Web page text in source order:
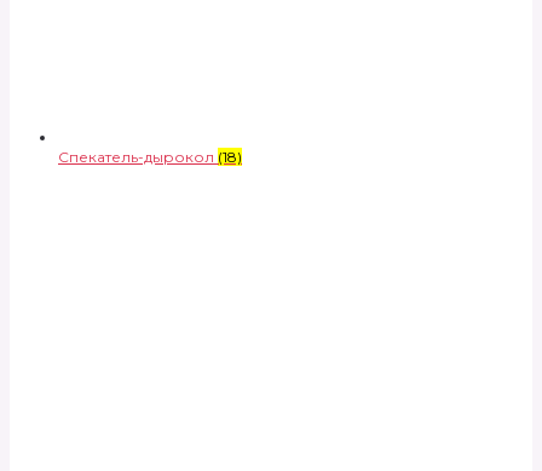
Спекатель-дырокол (18)